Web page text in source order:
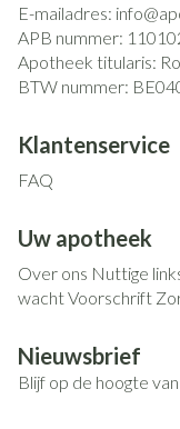
E-mailadres: info@
APB nummer:
Apotheek titularis:
BTW nummer:
Klantenservice
FAQ
Uw apotheek
Over ons Nuttige
wachtVoorschrift
Nieuwsbrief
Blijf op de hoogte